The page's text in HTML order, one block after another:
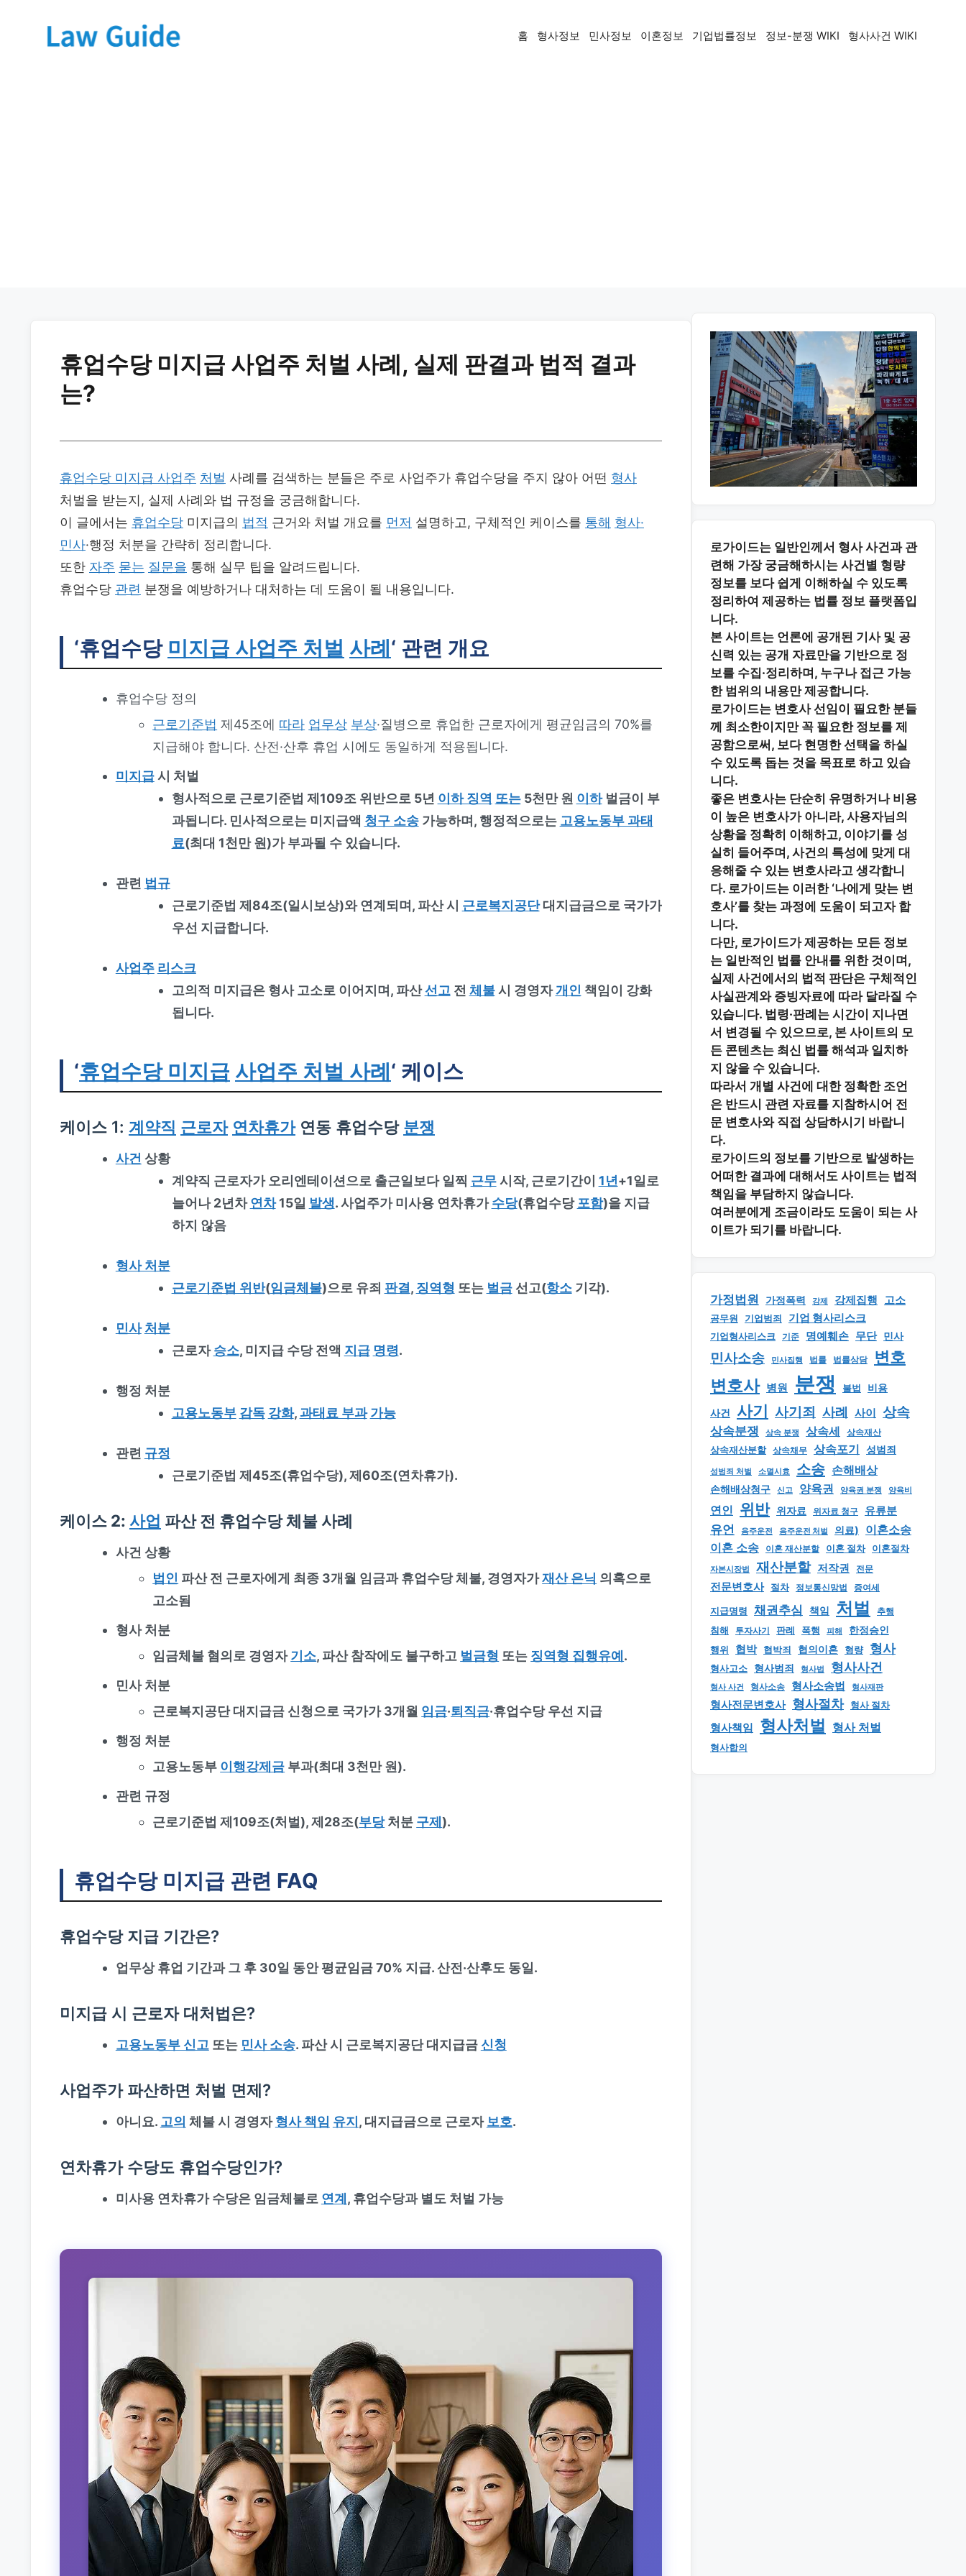
홈 형사정보 민사정보 이혼정보 기업법률정보 정보-분쟁 WIKI 형사사건 WIKI
휴업수당 미지급 사업주 처벌 사례, 실제 판결과 법적 결과
는?
휴업수당 미지급 사업주 처벌 사례를 검색하는 분들은 주로 사업주가 휴업수당을 주지 않아 어떤 형사
처벌을 받는지, 실제 사례와 법 규정을 궁금해합니다.
이 글에서는 휴업수당 미지급의 법적 근거와 처벌 개요를 먼저 설명하고, 구체적인 케이스를 통해 형사·
민사·행정 처분을 간략히 정리합니다.
또한 자주 묻는 질문을 통해 실무 팁을 알려드립니다.
휴업수당 관련 분쟁을 예방하거나 대처하는 데 도움이 될 내용입니다.
‘휴업수당 미지급 사업주 처벌 사례 ‘ 관련 개요
휴업수당 정의
근로기준법 제45조에 따라 업무상 부상·질병으로 휴업한 근로자에게 평균임금의 70%를
지급해야 합니다. 산전·산후 휴업 시에도 동일하게 적용됩니다.
미지급시 처벌
형사적으로 근로기준법 제109조 위반으로 5년 이하 징역 또는5천만 원 이하벌금이 부
과됩니다. 민사적으로는 미지급액 청구 소송가능하며, 행정적으로는 고용노동부 과태
료(최대 1천만 원)가 부과될 수 있습니다.
관련 법규
근로기준법 제84조(일시보상)와 연계되며, 파산 시 근로복지공단대지급금으로 국가가
우선 지급합니다.
사업주 리스크
고의적 미지급은 형사 고소로 이어지며, 파산선고 전 체불시 경영자개인 책임이 강화
됩니다.
‘휴업수당 미지급 사업주 처벌 사례 ‘ 케이스
케이스 1: 계약직 근로자 연차휴가연동 휴업수당 분쟁
사건 상황
계약직 근로자가 오리엔테이션으로 출근일보다 일찍 근무시작, 근로기간이 1년 +1일로
늘어나 2년차연차15일 발생. 사업주가 미사용 연차휴가수당(휴업수당포함)을 지급
하지 않음
형사 처분
근로기준법 위반(임금체불)으로 유죄 판결, 징역형 또는 벌금선고(항소기각).
민사 처분
근로자승소, 미지급 수당 전액 지급 명령.
행정 처분
고용노동부 감독 강화, 과태료 부과 가능
관련 규정
근로기준법 제45조(휴업수당), 제60조(연차휴가).
케이스 2: 사업 파산 전 휴업수당 체불 사례
사건 상황
법인 파산 전 근로자에게 최종 3개월 임금과 휴업수당 체불, 경영자가재산 은닉 의혹으로
고소됨
형사 처분
임금체불 혐의로 경영자기소, 파산 참작에도 불구하고 벌금형 또는 징역형 집행유예 .
민사 처분
근로복지공단 대지급금 신청으로 국가가 3개월 임금·퇴직금·휴업수당 우선 지급
행정 처분
고용노동부 이행강제금 부과(최대 3천만 원).
관련 규정
근로기준법 제109조(처벌), 제28조(부당처분 구제).
휴업수당 미지급 관련 FAQ
휴업수당 지급 기간은?
업무상 휴업 기간과 그 후 30일 동안 평균임금 70% 지급. 산전·산후도 동일.
미지급 시 근로자 대처법은?
고용노동부 신고 또는 민사 소송. 파산 시 근로복지공단 대지급금 신청
사업주가 파산하면 처벌 면제?
아니요. 고의 체불 시 경영자형사 책임 유지 , 대지급금으로 근로자보호.
연차휴가 수당도 휴업수당인가?
미사용 연차휴가 수당은 임금체불로 연계 , 휴업수당과 별도 처벌 가능
로가이드는 일반인께서 형사 사건과 관
련해 가장 궁금해하시는 사건별 형량
정보를 보다 쉽게 이해하실 수 있도록
정리하여 제공하는 법률 정보 플랫폼입
니다.
본 사이트는 언론에 공개된 기사 및 공
신력 있는 공개 자료만을 기반으로 정
보를 수집·정리하며, 누구나 접근 가능
한 범위의 내용만 제공합니다.
로가이드는 변호사 선임이 필요한 분들
께 최소한이지만 꼭 필요한 정보를 제
공함으로써, 보다 현명한 선택을 하실
수 있도록 돕는 것을 목표로 하고 있습
니다.
좋은 변호사는 단순히 유명하거나 비용
이 높은 변호사가 아니라, 사용자님의
상황을 정확히 이해하고, 이야기를 성
실히 들어주며, 사건의 특성에 맞게 대
응해줄 수 있는 변호사라고 생각합니
다. 로가이드는 이러한 ‘나에게 맞는 변
호사’를 찾는 과정에 도움이 되고자 합
니다.
다만, 로가이드가 제공하는 모든 정보
는 일반적인 법률 안내 를 위한 것이며,
실제 사건에서의 법적 판단은 구체적인
사실관계와 증빙자료에 따라 달라질 수
있습니다. 법령·판례는 시간이 지나면
서 변경될 수 있으므로, 본 사이트의 모
든 콘텐츠는 최신 법률 해석과 일치하
지 않을 수 있습니다.
따라서 개별 사건에 대한 정확한 조언
은 반드시 관련 자료를 지참하시어 전
문 변호사와 직접 상담하시기 바랍니
다.
로가이드의 정보를 기반으로 발생하는
어떠한 결과에 대해서도 사이트는 법적
책임을 부담하지 않습니다.
여러분에게 조금이라도 도움이 되는 사
이트가 되기를 바랍니다.
가정법원 가정폭력 강제 강제집행 고소
공무원 기업범죄 기업 형사리스크
기업형사리스크 기준 명예훼손 무단 민사
민사소송 민사집행 법률 법률상담
변호
변호사 병원 분쟁 불법 비용
사건 사기 사기죄 사례 사이 상속
상속분쟁 상속 분쟁 상속세 상속재산
상속재산분할 상속채무 상속포기 성범죄
성범죄 처벌 소멸시효 소송 손해배상
손해배상청구 신고 양육권 양육권 분쟁 양육비
연인 위반 위자료 위자료 청구 유류분
유언 음주운전 음주운전 처벌 의료) 이혼소송
이혼 소송 이혼 재산분할 이혼 절차 이혼절차
자본시장법 재산분할 저작권 전문
전문변호사 절차 정보통신망법 증여세
지급명령 채권추심 책임 처벌
추행
침해
투자사기 판례 폭행 피해 한정승인
행위 협박 협박죄 협의이혼 형량 형사
형사고소 형사범죄 형사법 형사사건
형사 사건 형사소송 형사소송법 형사재판
형사전문변호사 형사절차 형사 절차
형사책임 형사처벌 형사 처벌
형사합의